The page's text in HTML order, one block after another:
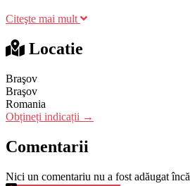
Citeşte mai mult
Locatie
Braşov
Braşov
Romania
Obțineți indicații →
Comentarii
Nici un comentariu nu a fost adăugat încă